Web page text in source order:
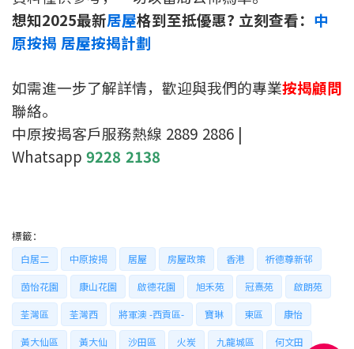
想知2025最新居屋格到至抵優惠? 立刻查看： 中
原按揭 居屋按揭計劃
如需進一步了解詳情，歡迎與我們的專業按揭顧問
聯絡。
中原按揭客戶服務熱線 2889 2886 |
Whatsapp 9228 2138
標籤：
白居二 中原按揭 居屋 房屋政策 香港 祈德尊新邨
茵怡花園 康山花園 啟德花園 旭禾苑 冠熹苑 啟朗苑
荃灣區 荃灣西 將軍澳 -西貢區- 寶琳 東區 康怡
黃大仙區 黃大仙 沙田區 火炭 九龍城區 何文田